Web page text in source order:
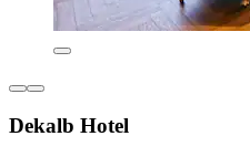
Dekalb Hotel